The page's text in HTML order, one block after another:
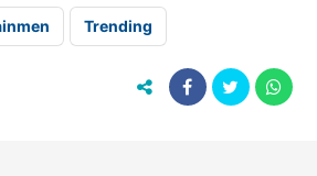
Trending